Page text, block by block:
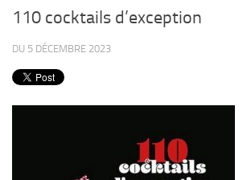
PRODUITS
110 cocktails d’exception
DU 5 DÉCEMBRE 2023